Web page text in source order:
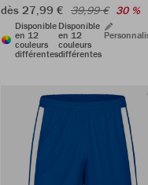
dès 27,99 € 39,99 € 30 %
Disponible
en 12
couleurs
différentes
Disponible
en 12
couleurs
différentes